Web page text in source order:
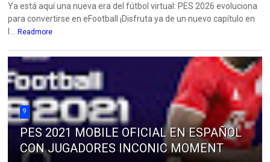
Ya está aquí una nueva era del fútbol virtual: PES 2026 evoluciona
para convertirse en eFootball ¡Disfruta ya de un nuevo capítulo en
Readmore
9
PES 2021 MOBILE OFICIAL EN ESPAÑOL
CON JUGADORES INCONIC MOMENT